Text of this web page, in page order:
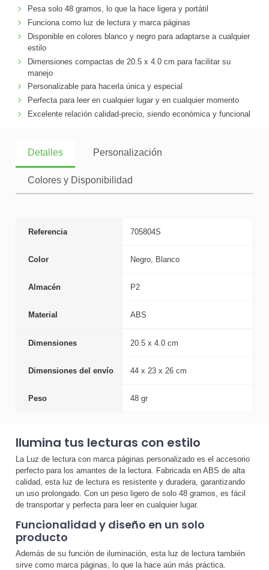
Pesa solo 48 gramos, lo que la hace ligera y portátil
Funciona como luz de lectura y marca páginas
Disponible en colores blanco y negro para adaptarse a cualquier
estilo
Dimensiones compactas de 20.5 x 4.0 cm para facilitar su
manejo
Personalizable para hacerla única y especial
Perfecta para leer en cualquier lugar y en cualquier momento
Excelente relación calidad-precio, siendo económica y funcional
Detalles Personalización
Colores y Disponibilidad
Referencia 705804S
Color Negro, Blanco
Almacén P2
Material ABS
Dimensiones 20.5 x 4.0 cm
Dimensiones del envío 44 x 23 x 26 cm
Peso 48 gr
Ilumina tus lecturas con estilo
La Luz de lectura con marca páginas personalizado es el accesorio
perfecto para los amantes de la lectura. Fabricada en ABS de alta
calidad, esta luz de lectura es resistente y duradera, garantizando
un uso prolongado. Con un peso ligero de solo 48 gramos, es fácil
de transportar y perfecta para leer en cualquier lugar.
Funcionalidad y diseño en un solo
producto
Además de su función de iluminación, esta luz de lectura también
sirve como marca páginas, lo que la hace aún más práctica.